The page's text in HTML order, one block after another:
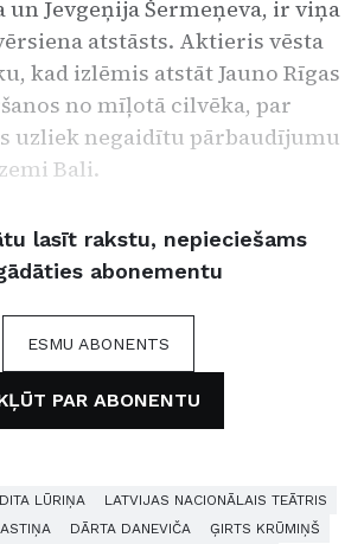
un Jevgeņija Šermeņeva, ir viņa
atstāsts. Aktieris vēsta
kad izlēmis atstāt Jauno Rīgas
no mīļotā cilvēka, par
uzliek negaidītu pārbaudījumu
Bali.
lasīt rakstu, nepieciešams
abonementu
ESMU ABONENTS
PAR ABONENTU
DITA LŪRIŅA
LATVIJAS NACIONĀLAIS TEĀTRIS
DĀRTA DANEVIČA ĢIRTS KRŪMIŅŠ